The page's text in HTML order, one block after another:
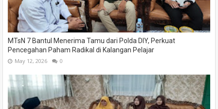
MTsN 7 Bantul Menerima Tamu dari Polda DIY, Perkuat
Pencegahan Paham Radikal di Kalangan Pelajar
May 12, 2026 0